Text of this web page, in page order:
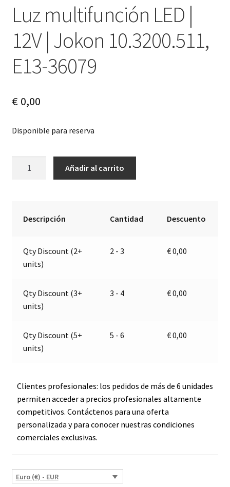
Luz multifunción LED |
12V | Jokon 10.3200.511,
E13-36079
€0,00
Disponible para reserva
10.3200.511,
E13-
cantidad
Añadir al carrito
Descripción Cantidad Descuento
Qty Discount (2+
units)
2 - 3 €0,00
Qty Discount (3+
units)
3 - 4 €0,00
Qty Discount (5+
units)
5 - 6 €0,00
Clientes profesionales: los pedidos de más de 6 unidades
permiten acceder a precios profesionales altamente
competitivos. Contáctenos para una oferta
personalizada y para conocer nuestras condiciones
comerciales exclusivas.
Euro (€) - EUR